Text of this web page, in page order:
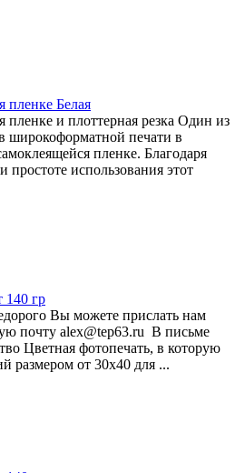
пленке Белая
пленке и плоттерная резка Один из
широкоформатной печати в
пленке. Благодаря
использования этот
140 гр
Вы можете прислать нам
почту alex@tep63.ru В письме
Цветная фотопечать, в которую
размером от 30х40 для ...